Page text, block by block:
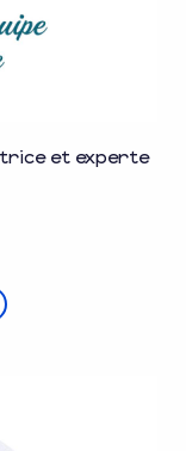
et experte